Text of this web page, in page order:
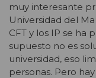
muy interesante
Universidad del
CFT y los IP se ha
supuesto no es
universidad, eso
personas. Pero